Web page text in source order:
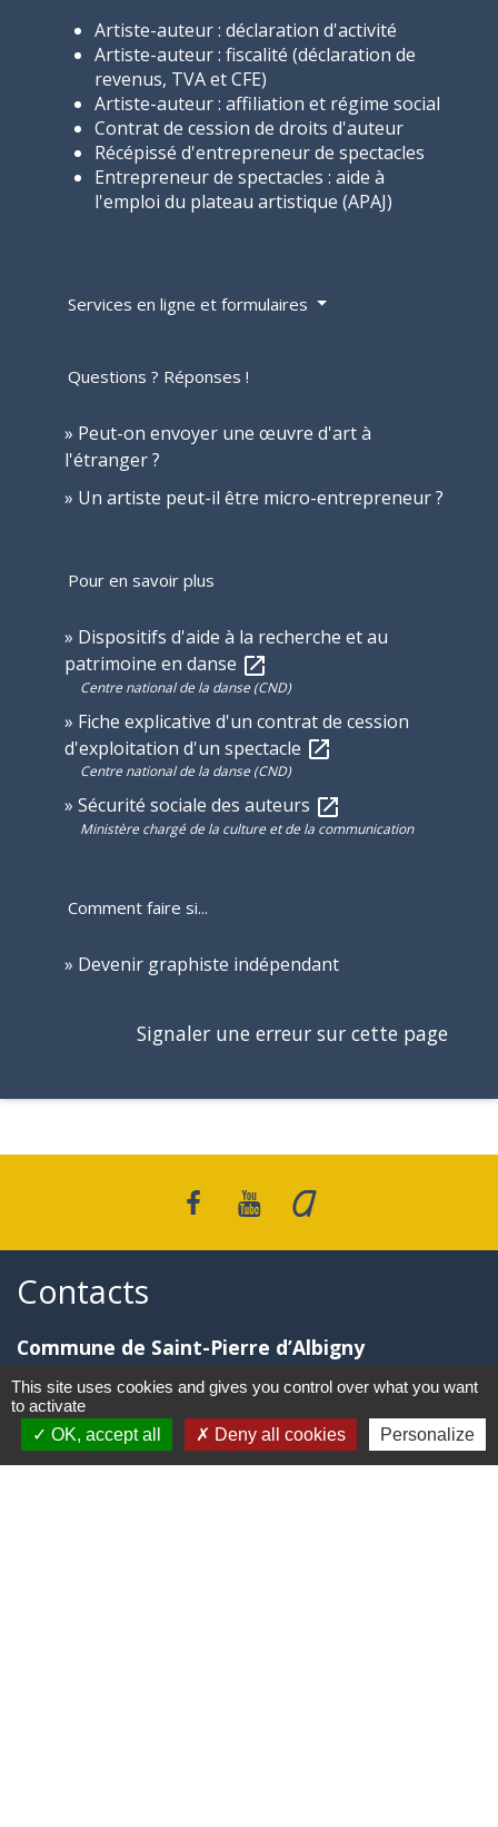
Artiste-auteur : déclaration d'activité
Artiste-auteur : fiscalité (déclaration de
revenus, TVA et CFE)
Artiste-auteur : affiliation et régime social
Contrat de cession de droits d'auteur
Récépissé d'entrepreneur de spectacles
Entrepreneur de spectacles : aide à
l'emploi du plateau artistique (APAJ)
Services en ligne et formulaires
Questions ? Réponses !
Peut-on envoyer une œuvre d'art à
l'étranger ?
Un artiste peut-il être micro-entrepreneur ?
Pour en savoir plus
Dispositifs d'aide à la recherche et au
patrimoine en danse open_in_new
Centre national de la danse (CND)
Fiche explicative d'un contrat de cession
d'exploitation d'un spectacle open_in_new
Centre national de la danse (CND)
Sécurité sociale des auteurs open_in_new
Ministère chargé de la culture et de la communication
Comment faire si...
Devenir graphiste indépendant
Signaler une erreur sur cette page
Contacts
Commune de Saint-Pierre d’Albigny
31 rue Auguste Domenget - Mail : mairie@mairie-
stpierredalbigny.fr
73250 Saint-Pierre-d'Albigny - FRANCE
+33 4 79 28 50 23
This site uses cookies and gives you control over what you want
to activate
OK, accept all
Deny all cookies Personalize